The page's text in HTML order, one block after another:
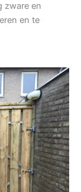
zware en
en te